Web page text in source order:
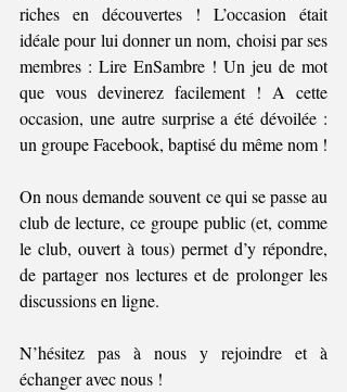
riches en découvertes ! L’occasion était
idéale pour lui donner un nom, choisi par ses
membres : Lire EnSambre ! Un jeu de mot
que vous devinerez facilement ! A cette
occasion, une autre surprise a été dévoilée :
On nous demande souvent ce qui se passe au
club de lecture, ce groupe public (et, comme
le club, ouvert à tous) permet d’y répondre,
de partager nos lectures et de prolonger les
discussions en ligne.
N’hésitez pas à nous y rejoindre et à
échanger avec nous !